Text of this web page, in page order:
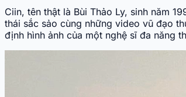
Ciin, tên thật là Bùi Thảo Ly, sinh năm
thái sắc sảo cùng những video vũ đạo
định hình ảnh của một nghệ sĩ đa năng